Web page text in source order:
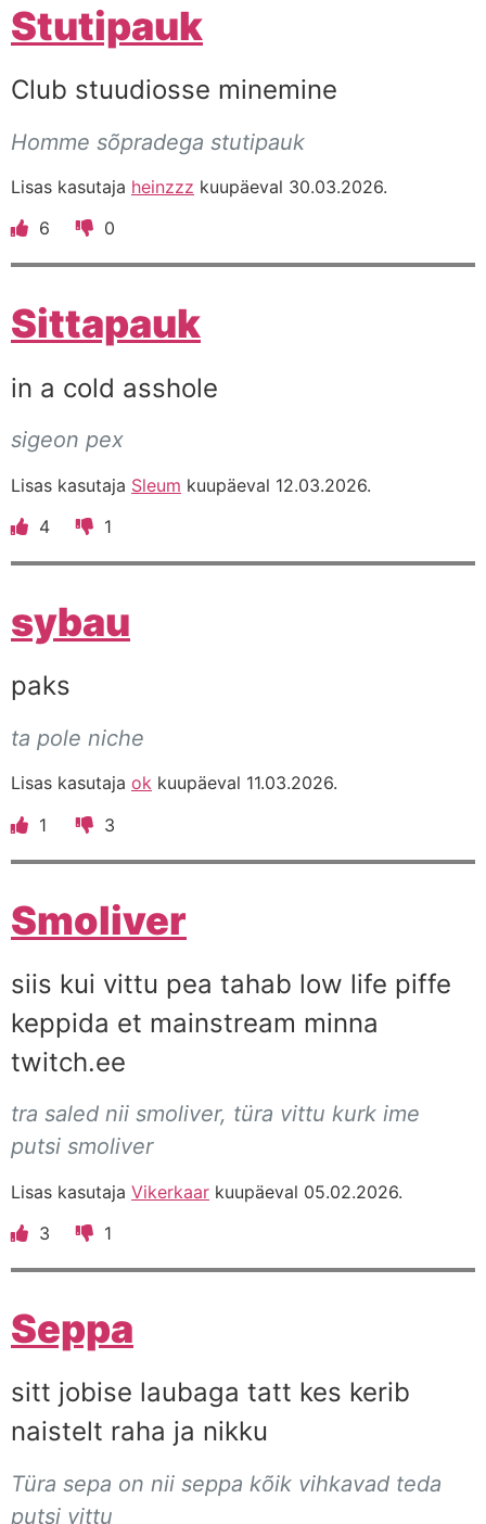
Stutipauk
Club stuudiosse minemine
Homme sõpradega stutipauk
Lisas kasutaja heinzzz kuupäeval 30.03.2026.
6
0
Sittapauk
in a cold asshole
sigeon pex
Lisas kasutaja Sleum kuupäeval 12.03.2026.
4
1
sybau
paks
ta pole niche
Lisas kasutaja ok kuupäeval 11.03.2026.
1
3
Smoliver
siis kui vittu pea tahab low life piffe
keppida et mainstream minna
twitch.ee
tra saled nii smoliver, türa vittu kurk ime
putsi smoliver
Lisas kasutaja Vikerkaar kuupäeval 05.02.2026.
3
1
Seppa
sitt jobise laubaga tatt kes kerib
naistelt raha ja nikku
Türa sepa on nii seppa kõik vihkavad teda
putsi vittu